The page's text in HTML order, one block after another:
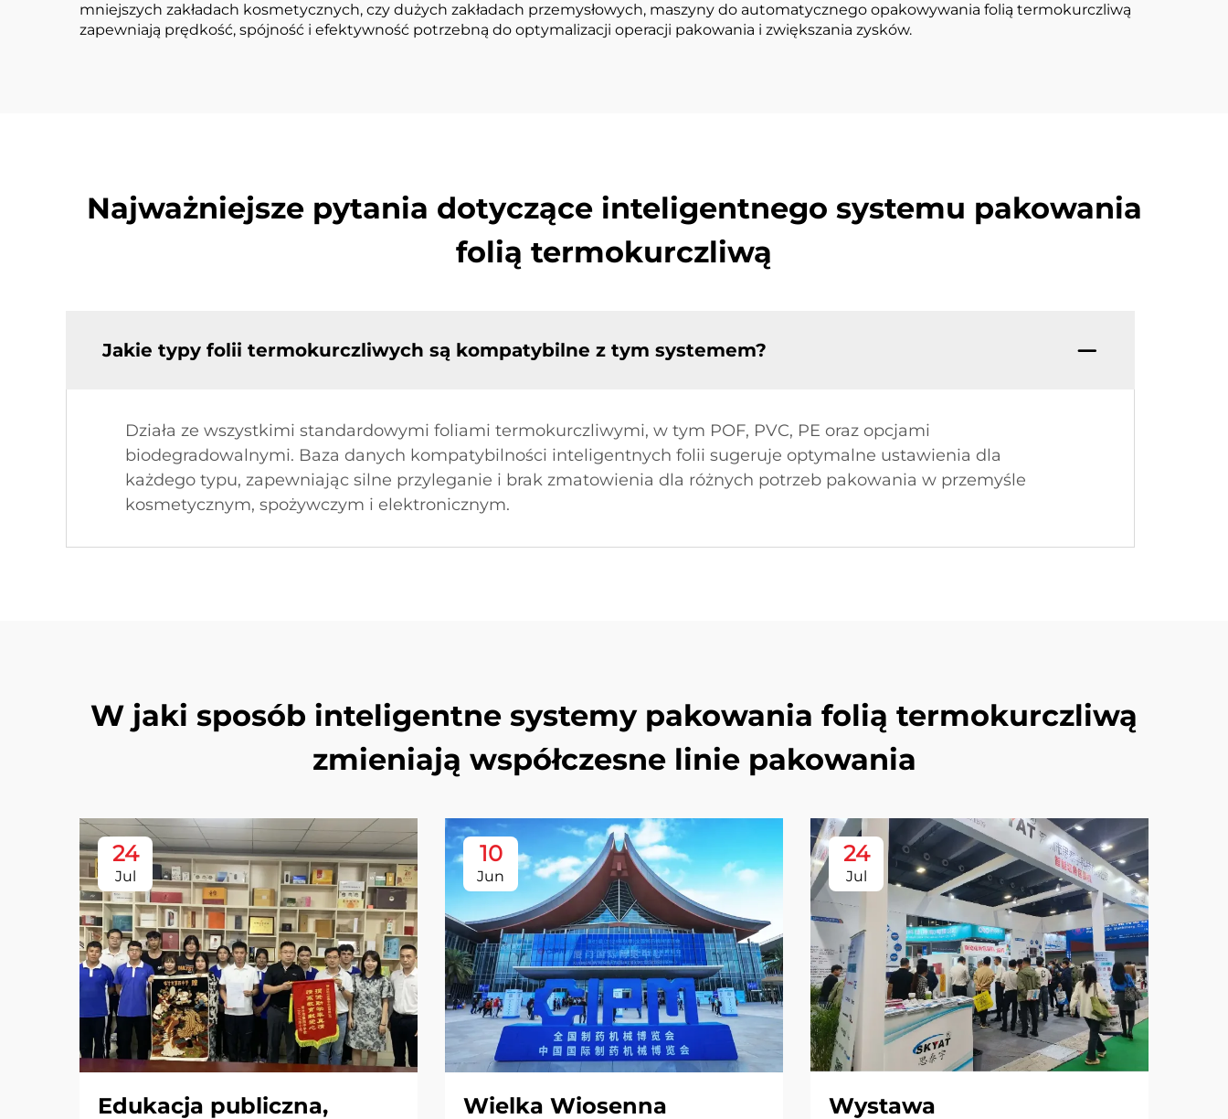
mniejszych zakładach kosmetycznych, czy dużych zakładach przemysłowych, maszyny do automatycznego opakowywania folią termokurczliwą
zapewniają prędkość, spójność i efektywność potrzebną do optymalizacji operacji pakowania i zwiększania zysków.
Najważniejsze pytania dotyczące inteligentnego systemu pakowania
folią termokurczliwą
Jakie typy folii termokurczliwych są kompatybilne z tym systemem?
Działa ze wszystkimi standardowymi foliami termokurczliwymi, w tym POF, PVC, PE oraz opcjami
biodegradowalnymi. Baza danych kompatybilności inteligentnych folii sugeruje optymalne ustawienia dla
każdego typu, zapewniając silne przyleganie i brak zmatowienia dla różnych potrzeb pakowania w przemyśle
kosmetycznym, spożywczym i elektronicznym.
W jaki sposób inteligentne systemy pakowania folią termokurczliwą
zmieniają współczesne linie pakowania
24
Jul
Edukacja publiczna,
10
Jun
Wielka Wiosenna
24
Jul
Wystawa